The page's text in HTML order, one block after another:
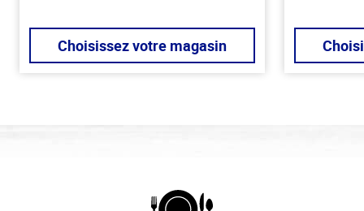
Choisissez votre magasin